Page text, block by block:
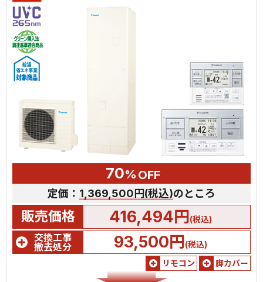
70% OFF
定価： 1,369,500円(税込)のところ
販売価格 416,494円(税込)
交換工事
撤去処分
93,500円(税込)
リモコン
脚カバー